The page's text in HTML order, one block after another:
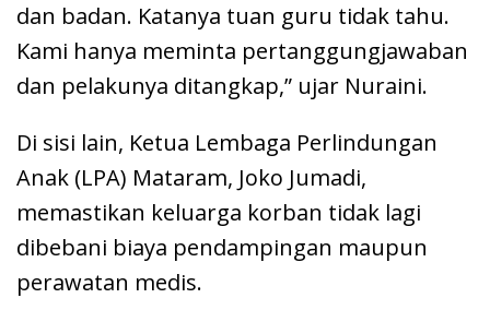
dan badan. Katanya tuan guru tidak tahu.
Kami hanya meminta pertanggungjawaban
dan pelakunya ditangkap,” ujar Nuraini.
Di sisi lain, Ketua Lembaga Perlindungan
Anak (LPA) Mataram, Joko Jumadi,
memastikan keluarga korban tidak lagi
dibebani biaya pendampingan maupun
perawatan medis.